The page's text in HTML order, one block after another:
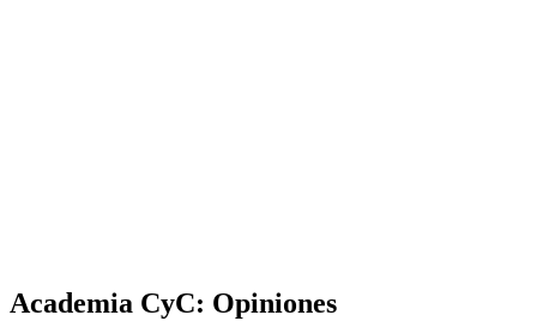
Academia CyC: Opiniones